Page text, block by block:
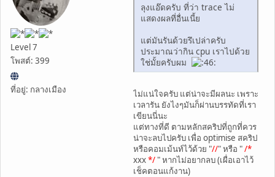
Level 7
โพสต์: 399
ที่อยู่: กลางเมือง
ลุงแอ๊ดครับ ที่ว่า trace ไม่
แสดงผลที่อื่นเนี้ย
แต่มันรันด้วยรึเปล่าครับ
ประมาณว่ากิน cpu เราไปด้วย
ใช่มั้ยครับผม
ไม่แน่ใจครับ แต่น่าจะมีผลนะ เพราะ
เวลารัน ยังไงๆมันก็ผ่านบรรทัดที่เรา
เขียนนี่นะ
แต่ทางที่ดี ตามหลักสคริปที่ถูกที่ควร
น่าจะลบไปครับ เพื่อ optimise สคริป
หรือคอมเม้นท์ไว้ด้วย "//" หรือ "/*
xxx*/ " หากไม่อยากลบ (เผื่อเอาไว้
เช็คตอนแก้งาน)